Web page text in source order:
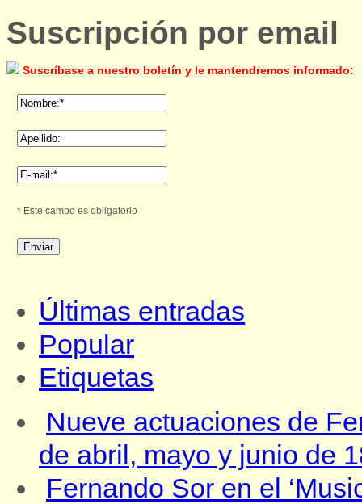
Suscripción por email
Suscríbase a nuestro boletín y le mantendremos informado:
* Este campo es obligatorio
Últimas entradas
Popular
Etiquetas
Nueve actuaciones de
de abril, mayo y junio de
Fernando Sor en el